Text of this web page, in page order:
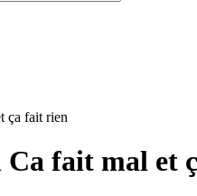
ça fait rien
Ca fait mal et